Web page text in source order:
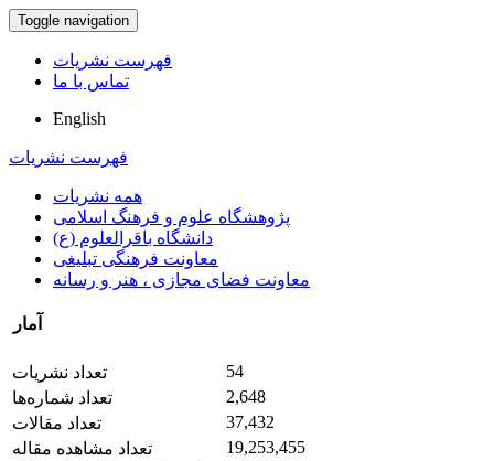
Toggle navigation
فهرست نشریات
تماس با ما
English
فهرست نشریات
همه نشریات
پژوهشگاه علوم و فرهنگ اسلامی
دانشگاه باقرالعلوم (ع)
معاونت فرهنگی تبلیغی
معاونت فضای مجازی ، هنر و رسانه
آمار
تعداد نشریات
54
تعداد شماره‌ها
2,648
تعداد مقالات
37,432
تعداد مشاهده مقاله
19,253,455